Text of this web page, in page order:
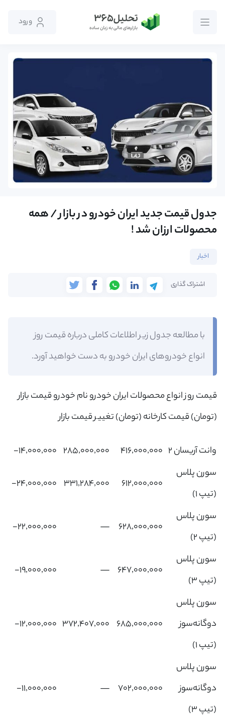
ورود
جدول قیمت جدید ایران خودرو در بازار / همه
محصولات ارزان شد !
اخبار
اشتراک گذاری
با مطالعه جدول زیر اطلاعات کاملی درباره قیمت روز
انواع خودروهای ایران خودرو به دست خواهید آورد.​
قیمت روز انواع محصولات ایران خودرو نام خودرو قیمت بازار
(تومان) قیمت کارخانه (تومان) تغییر قیمت بازار
وانت آریسان 2 ۴۱۶,۰۰۰,۰۰۰ ۲۸۵,۰۰۰,۰۰۰ ‎-۱۴,۰۰۰,۰۰۰‌
سورن پلاس
(تیپ 1)
۶۱۲,۰۰۰,۰۰۰ ۳۳۱,۲۸۴,۰۰۰ ‎-۲۴,۰۰۰,۰۰۰‌
سورن پلاس
(تیپ 2)
۶۲۸,۰۰۰,۰۰۰ — ‎-۲۲,۰۰۰,۰۰۰‌
سورن پلاس
(تیپ 3)
۶۴۷,۰۰۰,۰۰۰ — ‎-۱۹,۰۰۰,۰۰۰‌
سورن پلاس
دوگانه‌سوز
(تیپ 1)
۶۸۵,۰۰۰,۰۰۰ ۳۷۲,۴۰۷,۰۰۰ ‎-۱۲,۰۰۰,۰۰۰‌
سورن پلاس
دوگانه‌سوز
(تیپ 3)
۷۰۲,۰۰۰,۰۰۰ — ‎-۱۱,۰۰۰,۰۰۰‌